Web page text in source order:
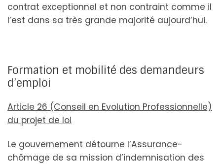
contrat exceptionnel et non contraint comme il
l’est dans sa très grande majorité aujourd’hui.
Formation et mobilité des demandeurs
d’emploi
Article 26 (Conseil en Evolution Professionnelle)
du projet de loi
Le gouvernement détourne l’Assurance-
chômage de sa mission d’indemnisation des